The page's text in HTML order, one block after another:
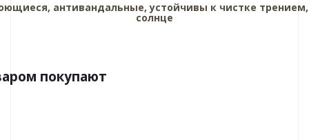
антивандальные, устойчивы к чистке
солнце
покупают